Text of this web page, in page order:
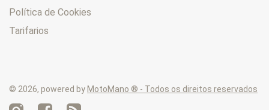
Política de Cookies
Tarifarios
© 2026, powered by MotoMano ® - Todos os direitos reservados